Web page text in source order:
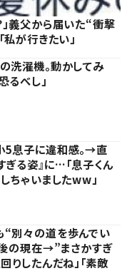
」義父から届いた“衝撃
私が行きたい」
洗濯機。動かしてみ
るべし」
5息子に違和感。→直
ぎる姿』に…「息子くん
ちゃいましたww」
“別々の道を歩んでい
の現在→”まさかすぎ
りしたんだね」「素敵